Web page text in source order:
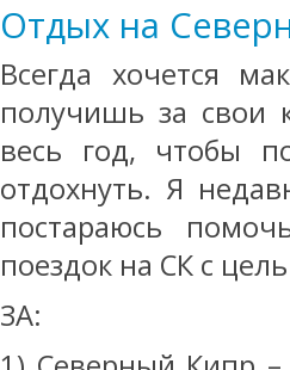
Отдых на
Всегда хочется
получишь за свои
весь год, чтобы
отдохнуть. Я
постараюсь
поездок на СК с
ЗА: